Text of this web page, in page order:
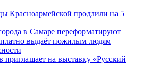
Красноармейской продлили на 5
в Самаре переформатируют
выдаёт пожилым людям
на выставку «Русский